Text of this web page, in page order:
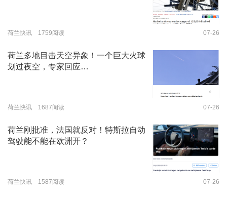
荷兰快讯 1759阅读 07-26
荷兰多地目击天空异象！一个巨大火球
划过夜空，专家回应…
荷兰快讯 1687阅读 07-26
荷兰刚批准，法国就反对！特斯拉自动
驾驶能不能在欧洲开？
荷兰快讯 1587阅读 07-26